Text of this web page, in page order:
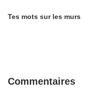
Tes mots sur les murs
Commentaires